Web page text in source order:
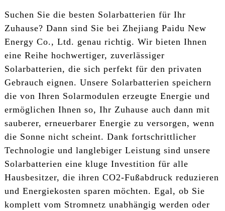
Suchen Sie die besten Solarbatterien für Ihr
Zuhause? Dann sind Sie bei Zhejiang Paidu New
Energy Co., Ltd. genau richtig. Wir bieten Ihnen
eine Reihe hochwertiger, zuverlässiger
Solarbatterien, die sich perfekt für den privaten
Gebrauch eignen. Unsere Solarbatterien speichern
die von Ihren Solarmodulen erzeugte Energie und
ermöglichen Ihnen so, Ihr Zuhause auch dann mit
sauberer, erneuerbarer Energie zu versorgen, wenn
die Sonne nicht scheint. Dank fortschrittlicher
Technologie und langlebiger Leistung sind unsere
Solarbatterien eine kluge Investition für alle
Hausbesitzer, die ihren CO2-Fußabdruck reduzieren
und Energiekosten sparen möchten. Egal, ob Sie
komplett vom Stromnetz unabhängig werden oder